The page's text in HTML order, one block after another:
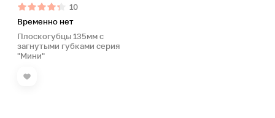
10
Временно нет
Плоскогубцы 135мм с
загнутыми губками серия
"Мини"